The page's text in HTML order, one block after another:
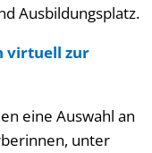
Ausbildungsplatz.
virtuell zur
eine Auswahl an
unter